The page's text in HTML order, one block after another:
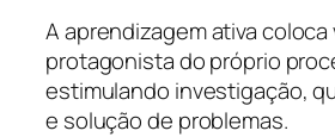
A aprendizagem ativa
protagonista do próprio
estimulando investigação,
e solução de problemas.